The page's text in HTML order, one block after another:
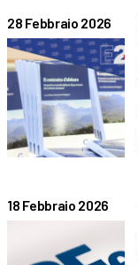
28 Febbraio 2026
18 Febbraio 2026